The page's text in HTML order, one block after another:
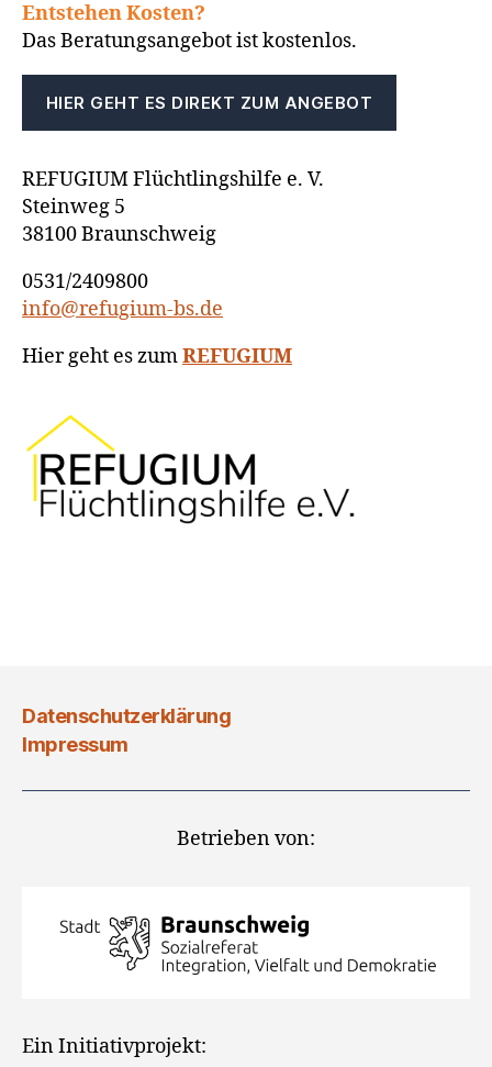
Entstehen Kosten?
Das Beratungsangebot ist kostenlos.
HIER GEHT ES DIREKT ZUM ANGEBOT
REFUGIUM Flüchtlingshilfe e. V.
Steinweg 5
38100 Braunschweig
0531/2409800
info@refugium-bs.de
Hier geht es zumREFUGIUM
Datenschutzerklärung
Impressum
Betrieben von:
Ein Initiativprojekt: